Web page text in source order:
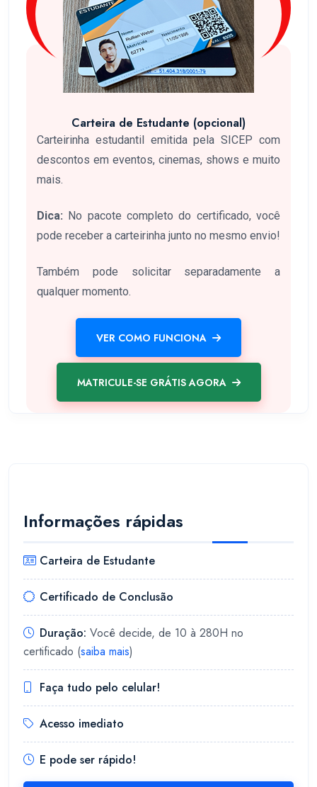
Carteira de Estudante (opcional)
Carteirinha estudantil emitida pela SICEP com
descontos em eventos, cinemas, shows e muito
mais.
Dica: No pacote completo do certificado, você
pode receber a carteirinha junto no mesmo envio!
Também pode solicitar separadamente a
qualquer momento.
VER COMO FUNCIONA
MATRICULE-SE GRÁTIS AGORA
Informações rápidas
Carteira de Estudante
Certificado de Conclusão
Duração: Você decide, de 10 à 280H no
certificado (saiba mais)
Faça tudo pelo celular!
Acesso imediato
E pode ser rápido!